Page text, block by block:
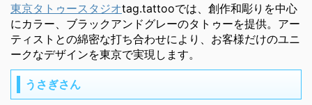
東京タトゥースタジオtag.tattooでは、創作和彫りを中心
にカラー、ブラックアンドグレーのタトゥーを提供。アー
ティストとの綿密な打ち合わせにより、お客様だけのユニ
ークなデザインを東京で実現します。
うさぎさん